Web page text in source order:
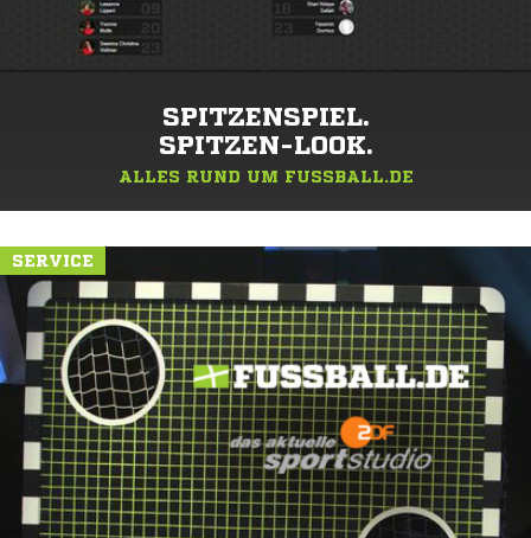
SPITZENSPIEL.
SPITZEN-LOOK.
ALLES RUND UM FUSSBALL.DE
SERVICE